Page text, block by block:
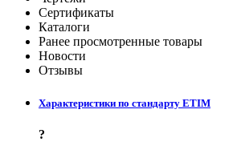
Сертификаты
Каталоги
Ранее просмотренные товары
Новости
Отзывы
Характеристики по стандарту ETIM
?